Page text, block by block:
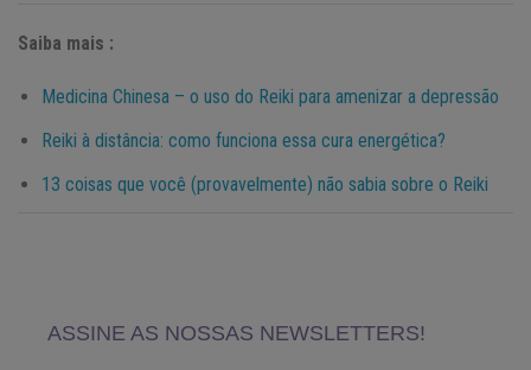
Saiba mais :
Medicina Chinesa – o uso do Reiki para amenizar a depressão
Reiki à distância: como funciona essa cura energética?
13 coisas que você (provavelmente) não sabia sobre o Reiki